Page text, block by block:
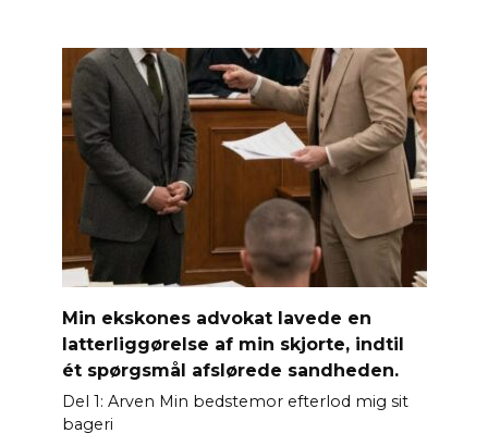
Min ekskones advokat lavede en
latterliggørelse af min skjorte, indtil
ét spørgsmål afslørede sandheden.
Del 1: Arven Min bedstemor efterlod mig sit
bageri